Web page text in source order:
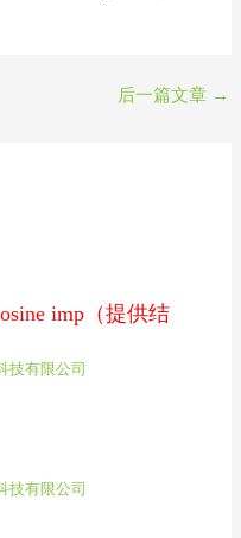
后一篇文章 →
imp（提供结
技有限公司
技有限公司